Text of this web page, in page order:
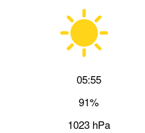
05:55
91%
1023 hPa